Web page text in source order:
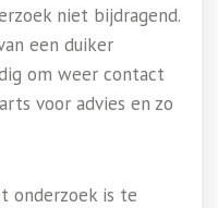
niet bijdragend.
een duiker
om weer contact
voor advies en zo
onderzoek is te